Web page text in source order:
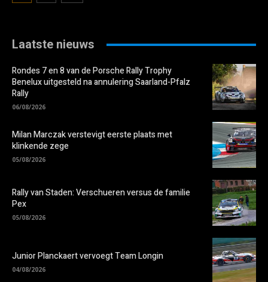
Laatste nieuws
Rondes 7 en 8 van de Porsche Rally Trophy
Benelux uitgesteld na annulering Saarland-Pfalz
Rally
06/08/2026
Milan Marczak verstevigt eerste plaats met
klinkende zege
05/08/2026
Rally van Staden: Verschueren versus de familie
Pex
05/08/2026
Junior Planckaert vervoegt Team Longin
04/08/2026